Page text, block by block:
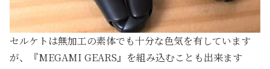
セルケトは無加工の素体でも十分な色気を有しています
が、『MEGAMI GEARS』を組み込むことも出来ます